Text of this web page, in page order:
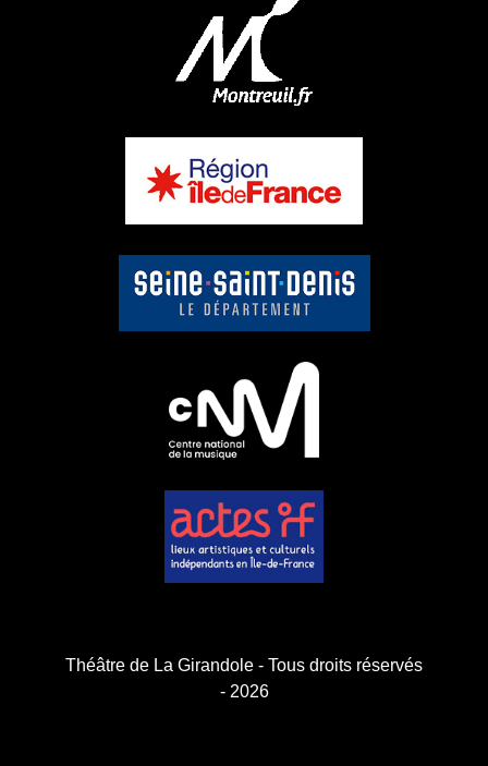
Théâtre de La Girandole - Tous droits réservés
- 2026